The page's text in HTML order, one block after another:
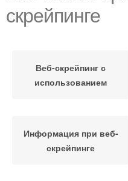
скрейпинге
Веб-скрейпинг с
использованием
Информация при веб-
скрейпинге